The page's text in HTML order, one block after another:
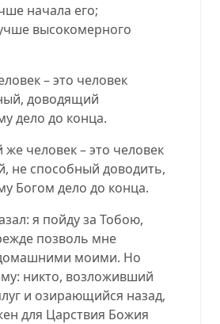
начала его;
высокомерного
– это человек
доводящий
дело до конца.
человек – это человек
не способный доводить,
Богом дело до конца.
я пойду за Тобою,
позволь мне
моими. Но
никто, возложивший
и озирающийся назад,
для Царствия Божия